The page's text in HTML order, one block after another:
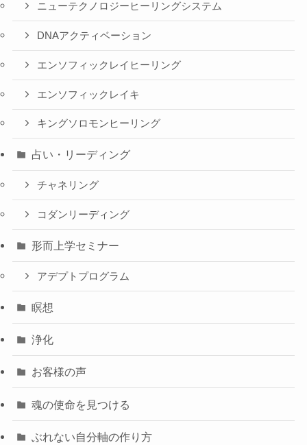
ニューテクノロジーヒーリングシステム
DNAアクティベーション
エンソフィックレイヒーリング
エンソフィックレイキ
キングソロモンヒーリング
占い・リーディング
チャネリング
コダンリーディング
形而上学セミナー
アデプトプログラム
瞑想
浄化
お客様の声
魂の使命を見つける
ぶれない自分軸の作り方